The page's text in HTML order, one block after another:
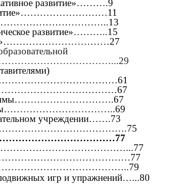
развитие»……….9
развитие»………………………11
развитие»………..15
образовательной
учреждении…….73
игр и упражнений…...80